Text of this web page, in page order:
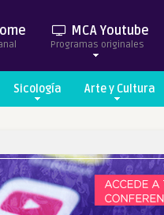
MCA Youtube
Programas originales
Sicología Arte y Cultura